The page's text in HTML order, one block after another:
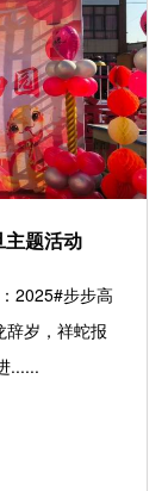
题活动
步步高
岁，祥蛇报
......